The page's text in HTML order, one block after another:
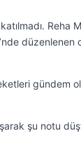
Reha
gündem
şu notu